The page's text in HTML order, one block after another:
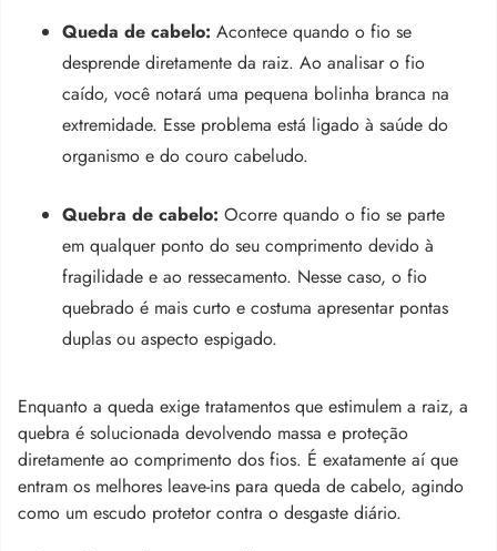
Queda de cabelo: Acontece quando o fio se
desprende diretamente da raiz. Ao analisar o fio
caído, você notará uma pequena bolinha branca na
extremidade. Esse problema está ligado à saúde do
organismo e do couro cabeludo.
Quebra de cabelo: Ocorre quando o fio se parte
em qualquer ponto do seu comprimento devido à
fragilidade e ao ressecamento. Nesse caso, o fio
quebrado é mais curto e costuma apresentar pontas
duplas ou aspecto espigado.
Enquanto a queda exige tratamentos que estimulem a raiz, a
quebra é solucionada devolvendo massa e proteção
diretamente ao comprimento dos fios. É exatamente aí que
entram os melhores leave-ins para queda de cabelo, agindo
como um escudo protetor contra o desgaste diário.